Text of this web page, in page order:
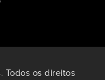
Todos os direitos